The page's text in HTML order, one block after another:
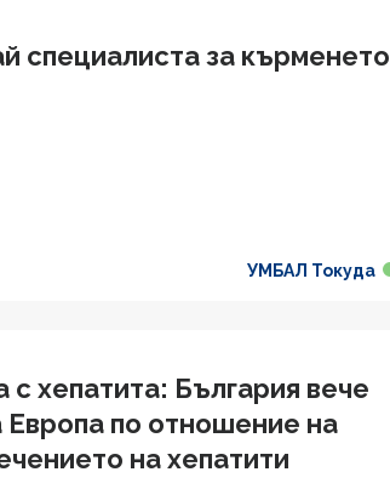
специалиста за кърменето
УМБАЛ Токуда
хепатита: България вече
Европа по отношение на
на хепатити